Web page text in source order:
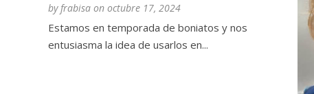
byfrabisa on octubre 17, 2024
Estamos en temporada de boniatos y nos
entusiasma la idea de usarlos en...